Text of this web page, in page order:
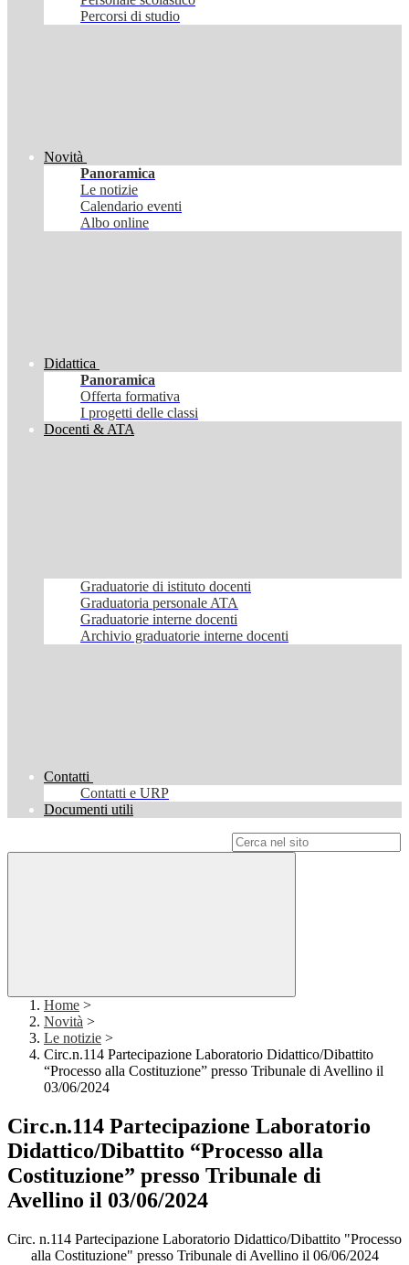
Percorsi di studio
Novità
Panoramica
Le notizie
Calendario eventi
Albo online
Didattica
Panoramica
Offerta formativa
I progetti delle classi
Docenti & ATA
Graduatorie di istituto docenti
Graduatoria personale ATA
Graduatorie interne docenti
Archivio graduatorie interne docenti
Contatti
Contatti e URP
Documenti utili
Home >
Novità >
Le notizie >
Circ.n.114 Partecipazione Laboratorio Didattico/Dibattito
“Processo alla Costituzione” presso Tribunale di Avellino il
03/06/2024
Circ.n.114 Partecipazione Laboratorio
Didattico/Dibattito “Processo alla
Costituzione” presso Tribunale di
Avellino il 03/06/2024
Circ. n.114 Partecipazione Laboratorio Didattico/Dibattito "Processo
alla Costituzione" presso Tribunale di Avellino il 06/06/2024